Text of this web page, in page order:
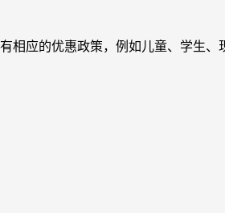
相应的优惠政策，例如儿童、学生